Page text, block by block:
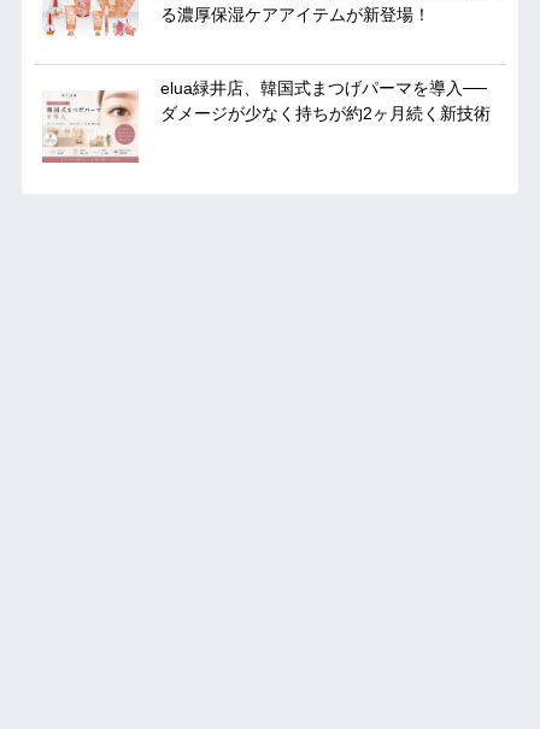
る濃厚保湿ケアアイテムが新登場！
elua緑井店、韓国式まつげパーマを導入──
ダメージが少なく持ちが約2ヶ月続く新技術